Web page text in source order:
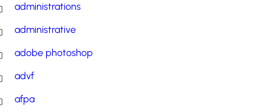
administrations
administrative
adobe photoshop
advf
afpa